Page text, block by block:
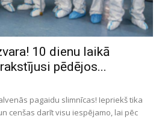
10 dienu laikā
pēdējos...
pagaidu slimnīcas! Iepriekš tika
cenšas darīt visu iespējamo, lai pēc